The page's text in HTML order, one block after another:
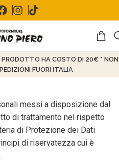
HA COSTO DI 20€ * NON
FUORI ITALIA
messi a disposizione dal
di trattamento nel rispetto
di Protezione dei Dati
di riservatezza cui è